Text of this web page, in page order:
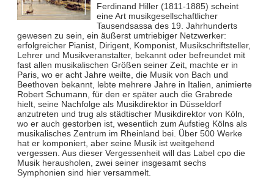
Ferdinand Hiller (1811-1885) scheint
eine Art musikgesellschaftlicher
Tausendsassa des 19. Jahrhunderts
gewesen zu sein, ein äußerst umtriebiger Netzwerker:
erfolgreicher Pianist, Dirigent, Komponist, Musikschriftsteller,
Lehrer und Musikveranstalter, bekannt oder befreundet mit
fast allen musikalischen Größen seiner Zeit, machte er in
Paris, wo er acht Jahre weilte, die Musik von Bach und
Beethoven bekannt, lebte mehrere Jahre in Italien, animierte
Robert Schumann, für den er später auch die Grabrede
hielt, seine Nachfolge als Musikdirektor in Düsseldorf
anzutreten und trug als städtischer Musikdirektor von Köln,
wo er auch gestorben ist, wesentlich zum Aufstieg Kölns als
musikalisches Zentrum im Rheinland bei. Über 500 Werke
hat er komponiert, aber seine Musik ist weitgehend
vergessen. Aus dieser Vergessenheit will das Label cpo die
Musik herausholen, zwei seiner insgesamt sechs
Symphonien sind hier versammelt.